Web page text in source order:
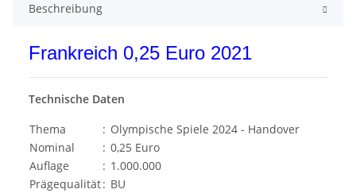
Beschreibung
Frankreich 0,25 Euro 2021
Technische Daten
Thema
: Olympische Spiele 2024 - Handover
Nominal
: 0,25 Euro
Auflage
: 1.000.000
Prägequalität: BU